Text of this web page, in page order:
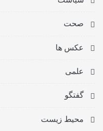
صحت
عکس ها
علمی
گفتگو
محیط زیست